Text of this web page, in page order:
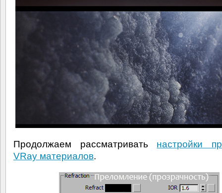
Продолжаем рассматривать настройки
VRay материалов.